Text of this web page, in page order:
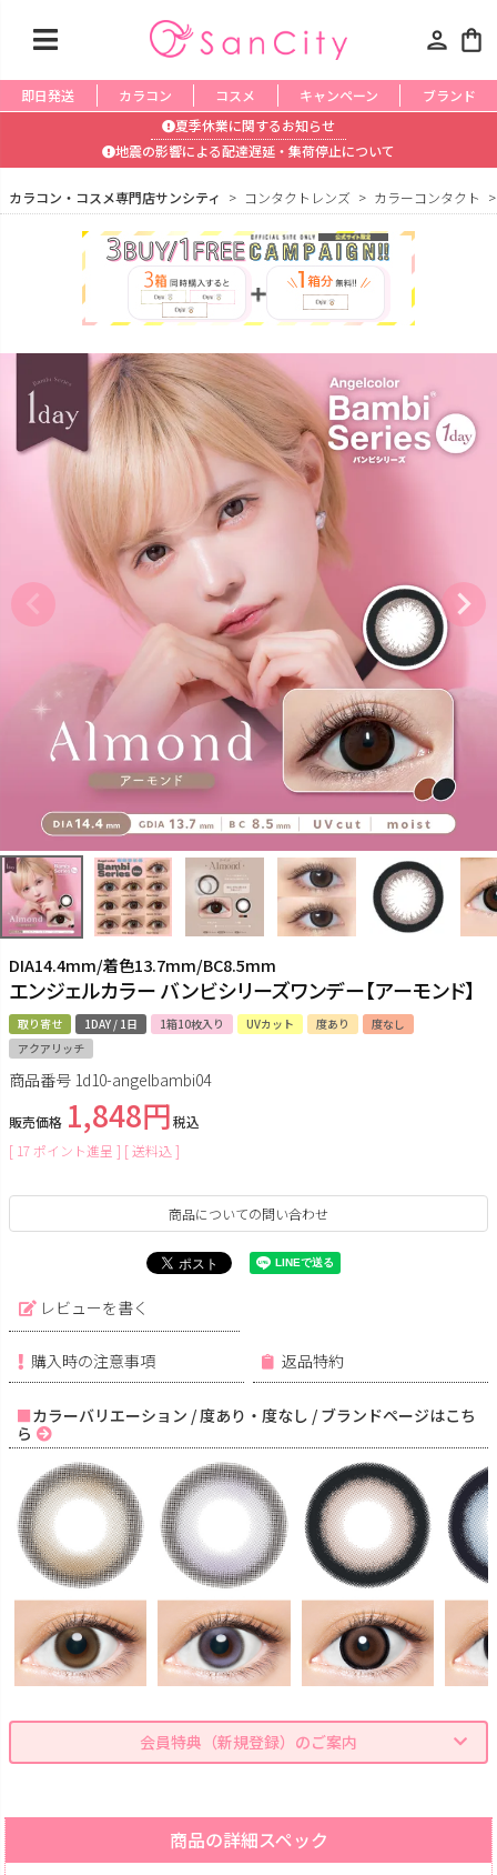
person shopping_bag
即日発送 カラコン コスメ キャンペーン
ブランド
夏季休業に関するお知らせ
地震の影響による配達遅延・集荷停止について
カラコン・コスメ専門店サンシティ コンタクトレンズ カラーコンタクト
DIA14.4mm/着色13.7mm/BC8.5mm
エンジェルカラー バンビシリーズワンデー【アーモンド】
取り寄せ 1DAY / 1日 1箱10枚入り UVカット 度あり
度なし
アクアリッチ
商品番号 1d10-angelbambi04
販売価格 1,848
税込
[ 17 ポイント進呈 ] 送料込
商品についての問い合わせ
レビューを書く
購入時の注意事項 返品特約
カラーバリエーション / 度あり・度なし / ブランドページはこち
ら
会員特典（新規登録）のご案内
商品の詳細スペック